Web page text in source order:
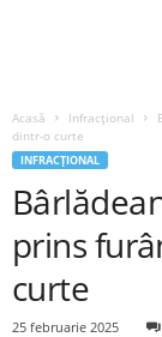
Acasă Infracțional
dintr-o curte
INFRACȚIONAL
prins
curte
25 februarie 2025